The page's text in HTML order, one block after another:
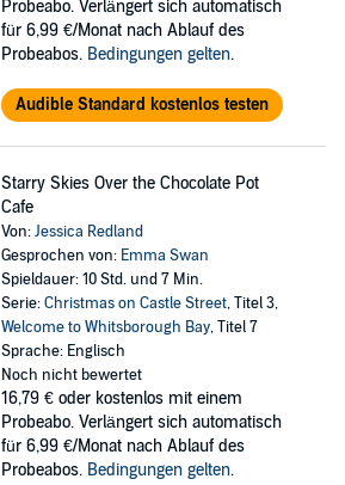
Probeabo. Verlängert sich automatisch
für 6,99 €/Monat nach Ablauf des
Probeabos. Bedingungen gelten.
Audible Standard kostenlos testen
Starry Skies Over the Chocolate Pot
Cafe
Von:Jessica Redland
Gesprochen von: Emma Swan
Spieldauer: 10 Std. und 7 Min.
Serie:Christmas on Castle Street, Titel 3,
Welcome to Whitsborough Bay, Titel 7
Sprache: Englisch
Noch nicht bewertet
16,79 € oder kostenlos mit einem
Probeabo. Verlängert sich automatisch
für 6,99 €/Monat nach Ablauf des
Probeabos. Bedingungen gelten.